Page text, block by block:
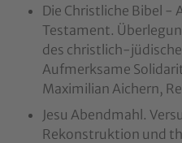
Die Christliche Bibel -
Testament.
des christlich-
Aufmerksame
Maximilian Aichern,
Jesu Abendmahl.
Rekonstruktion und